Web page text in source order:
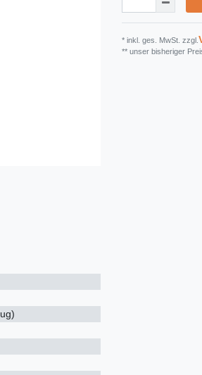
* inkl. ges. MwSt. zzgl.
** unser bisheriger